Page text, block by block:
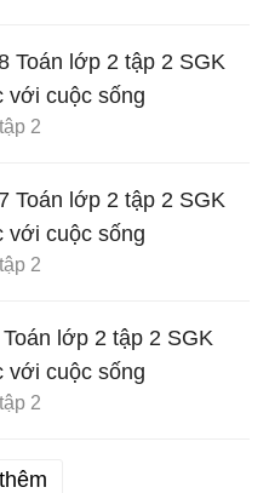
Toán lớp 2 tập 2 SGK
với cuộc sống
2
Toán lớp 2 tập 2 SGK
với cuộc sống
2
lớp 2 tập 2 SGK
với cuộc sống
2